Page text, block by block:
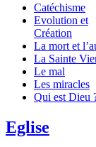
Catéchisme
Evolution et
Création
La mort et
La Sainte
Le mal
Les miracles
Qui est Dieu
Eglise